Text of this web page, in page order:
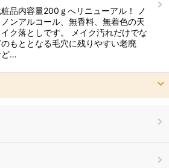
品内容量200ｇへリニューアル！ ノ
ンアルコール、無香料、無着色の天
ク落としです。 メイク汚れだけでな
のもととなる毛穴に残りやすい老廃
ど…
）